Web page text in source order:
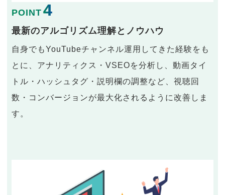
POINT 4
最新のアルゴリズム理解とノウハウ
自身でもYouTubeチャンネル運用してきた経験をも
とに、アナリティクス・VSEOを分析し、動画タイ
トル・ハッシュタグ・説明欄の調整など、視聴回
数・コンバージョンが最大化されるように改善しま
す。